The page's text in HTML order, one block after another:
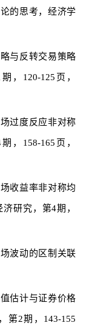
的思考，经济学
与反转交易策略
，120-125页，
过度反应非对称
，158-165页，
收益率非对称均
研究，第4期，
波动的区制关联
估计与证券价格
2期，143-155